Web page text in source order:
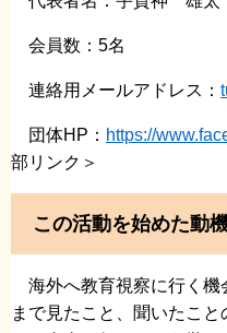
会員数：5名
連絡用メールアドレス：
団体HP： https://
部リンク＞
この活動を始めた動
海外へ教育視察に行く機
まで見たこと、聞いたこ